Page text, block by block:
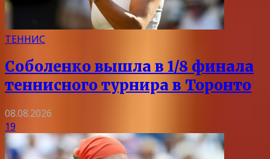
ТЕННИС
Соболенко вышла в 1/8 финала
теннисного турнира в Торонто
08.08.2026
19